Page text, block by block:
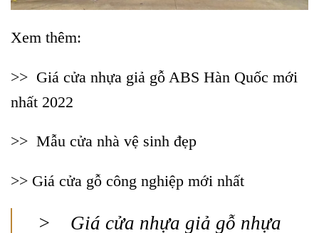
Xem thêm:
>> Giá cửa nhựa giả gỗ ABS Hàn Quốc mới
nhất 2022
>> Mẫu cửa nhà vệ sinh đẹp
>> Giá cửa gỗ công nghiệp mới nhất
>
Giá cửa nhựa giả gỗ nhựa